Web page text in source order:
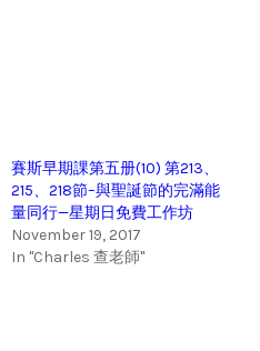
賽斯早期課第五册(10) 第213、
215、218節–與聖誕節的完滿能
量同行—星期日免費工作坊
November 19, 2017
In "Charles 查老師"